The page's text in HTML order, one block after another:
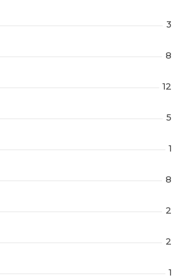
3
8
12
5
1
8
2
2
1